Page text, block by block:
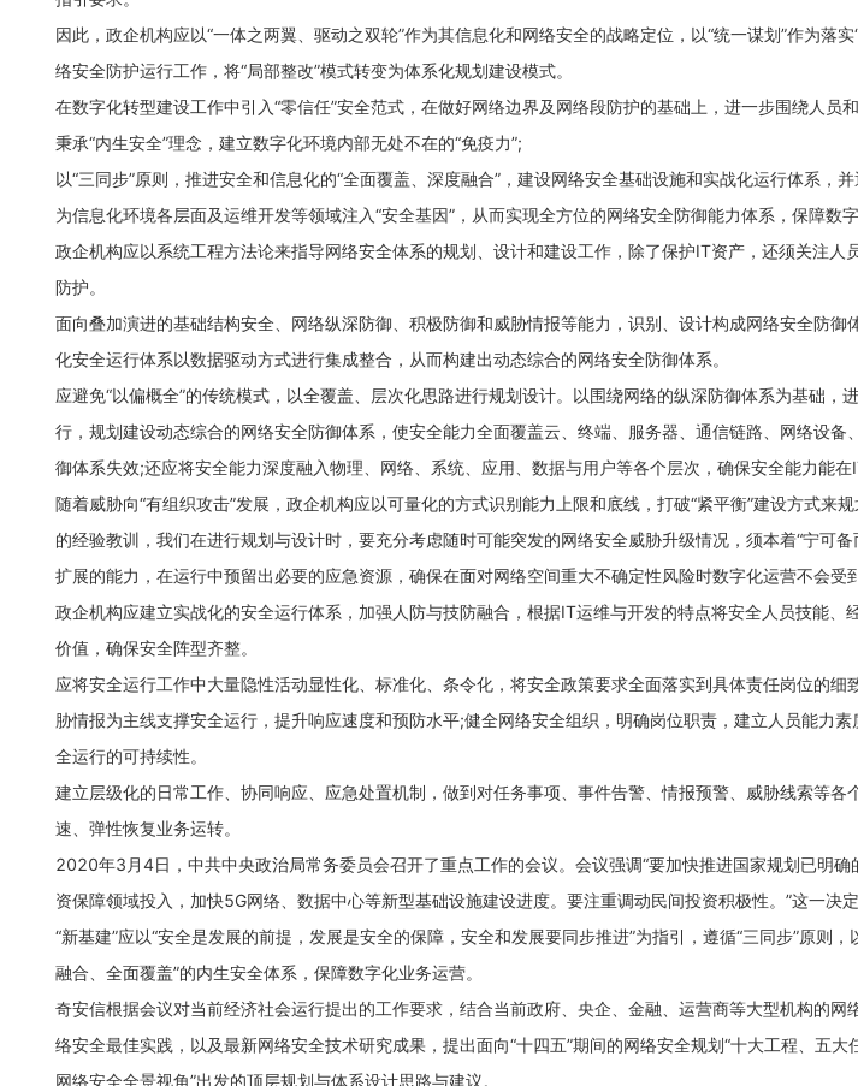
因此，政企机构应以“一体之两翼、驱动之双轮”作为其信息化和网络安全的战略定位，以“统一谋划”作为落
络安全防护运行工作，将“局部整改”模式转变为体系化规划建设模式。
在数字化转型建设工作中引入“零信任”安全范式，在做好网络边界及网络段防护的基础上，进一步围绕人员
秉承“内生安全”理念，建立数字化环境内部无处不在的“免疫力”;
以“三同步”原则，推进安全和信息化的“全面覆盖、深度融合”，建设网络安全基础设施和实战化运行体系，
为信息化环境各层面及运维开发等领域注入“安全基因”，从而实现全方位的网络安全防御能力体系，保障数字
政企机构应以系统工程方法论来指导网络安全体系的规划、设计和建设工作，除了保护IT资产，还须关注
防护。
面向叠加演进的基础结构安全、网络纵深防御、积极防御和威胁情报等能力，识别、设计构成网络安全防
化安全运行体系以数据驱动方式进行集成整合，从而构建出动态综合的网络安全防御体系。
应避免“以偏概全”的传统模式，以全覆盖、层次化思路进行规划设计。以围绕网络的纵深防御体系为基础
行，规划建设动态综合的网络安全防御体系，使安全能力全面覆盖云、终端、服务器、通信链路、网络设
御体系失效;还应将安全能力深度融入物理、网络、系统、应用、数据与用户等各个层次，确保安全能力能在
随着威胁向“有组织攻击”发展，政企机构应以可量化的方式识别能力上限和底线，打破“紧平衡”建设方式来
的经验教训，我们在进行规划与设计时，要充分考虑随时可能突发的网络安全威胁升级情况，须本着“宁可
扩展的能力，在运行中预留出必要的应急资源，确保在面对网络空间重大不确定性风险时数字化运营不会受
政企机构应建立实战化的安全运行体系，加强人防与技防融合，根据IT运维与开发的特点将安全人员技能
价值，确保安全阵型齐整。
应将安全运行工作中大量隐性活动显性化、标准化、条令化，将安全政策要求全面落实到具体责任岗位的
胁情报为主线支撑安全运行，提升响应速度和预防水平;健全网络安全组织，明确岗位职责，建立人员能力
全运行的可持续性。
建立层级化的日常工作、协同响应、应急处置机制，做到对任务事项、事件告警、情报预警、威胁线索等
速、弹性恢复业务运转。
2020年3月4日，中共中央政治局常务委员会召开了重点工作的会议。会议强调“要加快推进国家规划已明
资保障领域投入，加快5G网络、数据中心等新型基础设施建设进度。要注重调动民间投资积极性。”这一决
“新基建”应以“安全是发展的前提，发展是安全的保障，安全和发展要同步推进”为指引，遵循“三同步”原则
融合、全面覆盖”的内生安全体系，保障数字化业务运营。
奇安信根据会议对当前经济社会运行提出的工作要求，结合当前政府、央企、金融、运营商等大型机构的
络安全最佳实践，以及最新网络安全技术研究成果，提出面向“十四五”期间的网络安全规划“十大工程、五大
网络安全全景视角”出发的顶层规划与体系设计思路与建议。